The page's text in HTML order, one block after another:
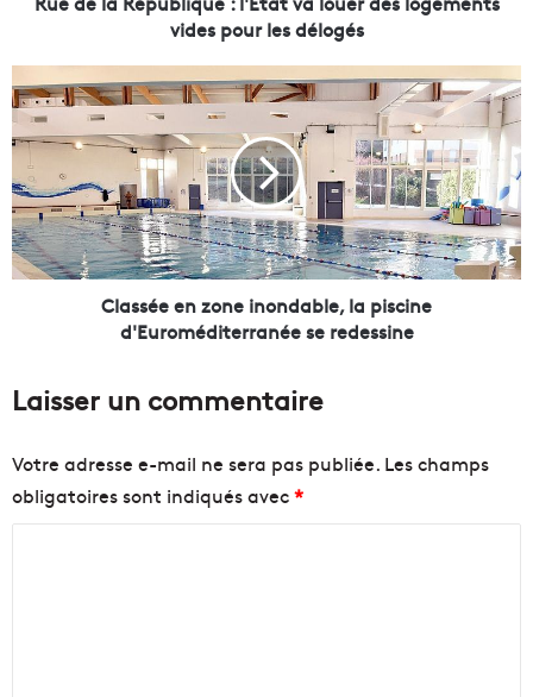
i
q
u
e
:
l
'
E
u
e
r
vides pour les délogés
l
a
s
s
é
e
e
n
o
n
d
a
Classée en zone inondable, la piscine
d'Euroméditerranée se redessine
Laisser un commentaire
Votre adresse e-mail ne sera pas publiée. Les champs
obligatoires sont indiqués avec*